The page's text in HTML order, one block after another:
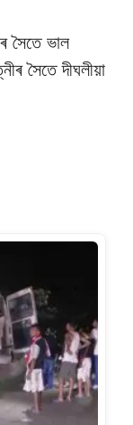
সৈতে ভাল
সৈতে দীঘলীয়া